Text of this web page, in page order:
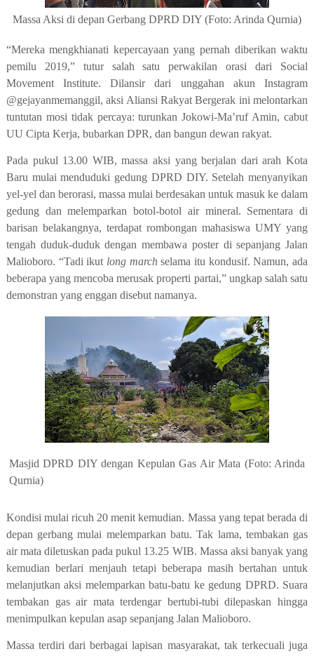
Massa Aksi di depan Gerbang DPRD DIY (Foto: Arinda Qurnia)
“Mereka mengkhianati kepercayaan yang pernah diberikan waktu
pemilu 2019,” tutur salah satu perwakilan orasi dari Social
Movement Institute. Dilansir dari unggahan akun Instagram
@gejayanmemanggil, aksi Aliansi Rakyat Bergerak ini melontarkan
tuntutan mosi tidak percaya: turunkan Jokowi-Ma’ruf Amin, cabut
UU Cipta Kerja, bubarkan DPR, dan bangun dewan rakyat.
Pada pukul 13.00 WIB, massa aksi yang berjalan dari arah Kota
Baru mulai menduduki gedung DPRD DIY. Setelah menyanyikan
yel-yel dan berorasi, massa mulai berdesakan untuk masuk ke dalam
gedung dan melemparkan botol-botol air mineral. Sementara di
barisan belakangnya, terdapat rombongan mahasiswa UMY yang
tengah duduk-duduk dengan membawa poster di sepanjang Jalan
Malioboro. “Tadi ikut long marchselama itu kondusif. Namun, ada
beberapa yang mencoba merusak properti partai,” ungkap salah satu
demonstran yang enggan disebut namanya.
Masjid DPRD DIY dengan Kepulan Gas Air Mata (Foto: Arinda
Qurnia)
Kondisi mulai ricuh 20 menit kemudian. Massa yang tepat berada di
depan gerbang mulai melemparkan batu. Tak lama, tembakan gas
air mata diletuskan pada pukul 13.25 WIB. Massa aksi banyak yang
kemudian berlari menjauh tetapi beberapa masih bertahan untuk
melanjutkan aksi melemparkan batu-batu ke gedung DPRD. Suara
tembakan gas air mata terdengar bertubi-tubi dilepaskan hingga
menimpulkan kepulan asap sepanjang Jalan Malioboro.
Massa terdiri dari berbagai lapisan masyarakat, tak terkecuali juga